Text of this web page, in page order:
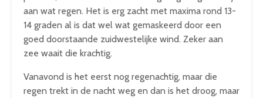
aan wat regen. Het is erg zacht met maxima rond 13-
14 graden al is dat wel wat gemaskeerd door een
goed doorstaande zuidwestelijke wind. Zeker aan
zee waait die krachtig.
Vanavond is het eerst nog regenachtig, maar die
regen trekt in de nacht weg en dan is het droog, maar